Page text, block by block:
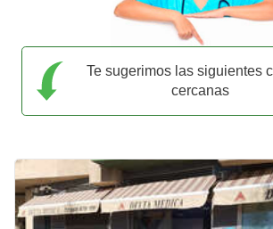
Te sugerimos las siguientes
cercanas